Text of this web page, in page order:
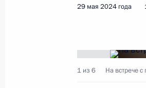
29 мая 2024 года
1 из 6 На встрече